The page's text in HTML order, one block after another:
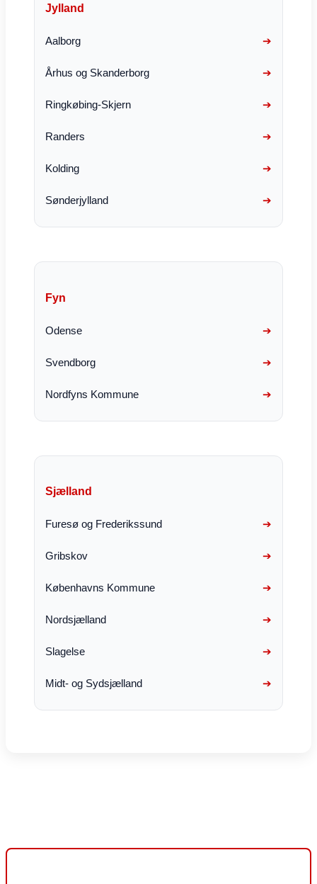
Jylland
Aalborg
Århus og Skanderborg
Ringkøbing-Skjern
Randers
Kolding
Sønderjylland
Fyn
Odense
Svendborg
Nordfyns Kommune
Sjælland
Furesø og Frederikssund
Gribskov
Københavns Kommune
Nordsjælland
Slagelse
Midt- og Sydsjælland